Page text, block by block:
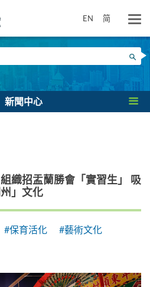
EN 简
搜尋
新聞中心
織招盂蘭勝會「實習生」 吸
」文化
#保育活化
#藝術文化